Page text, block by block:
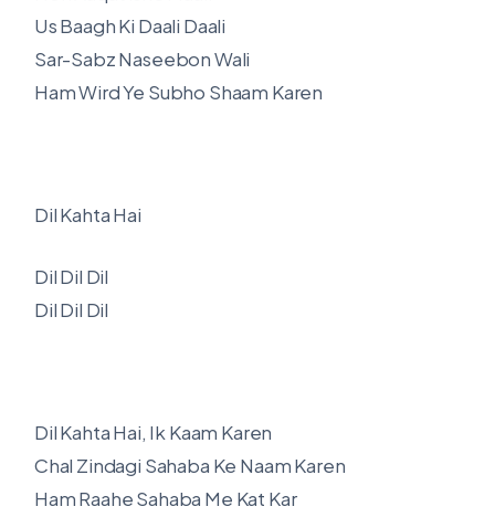
Us Baagh Ki Daali Daali
Sar-Sabz Naseebon Wali
Ham Wird Ye Subho Shaam Karen
Dil Kahta Hai
Dil Dil Dil
Dil Dil Dil
Dil Kahta Hai, Ik Kaam Karen
Chal Zindagi Sahaba Ke Naam Karen
Ham Raahe Sahaba Me Kat Kar